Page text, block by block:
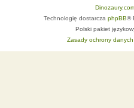
Technologię dostarcza phpBB®
Polski pakiet
Zasady ochrony